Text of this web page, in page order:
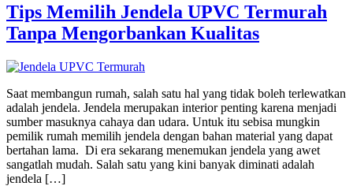
Tips Memilih Jendela UPVC Termurah
Tanpa Mengorbankan Kualitas
Saat membangun rumah, salah satu hal yang tidak boleh terlewatkan
adalah jendela. Jendela merupakan interior penting karena menjadi
sumber masuknya cahaya dan udara. Untuk itu sebisa mungkin
pemilik rumah memilih jendela dengan bahan material yang dapat
bertahan lama. Di era sekarang menemukan jendela yang awet
sangatlah mudah. Salah satu yang kini banyak diminati adalah
jendela […]